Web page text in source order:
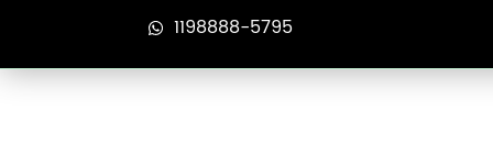
1198888-5795